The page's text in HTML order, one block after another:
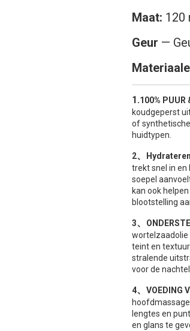
Maat: 120
Geur —
1.100% PUUR
koudgeperst
of
huidtypen.
2、
trekt snel in en
soepel
kan ook
blootstelling
3、
wortelzaadolie
teint en
stralende
voor de
4、 VOEDING
lengtes en
en glans te